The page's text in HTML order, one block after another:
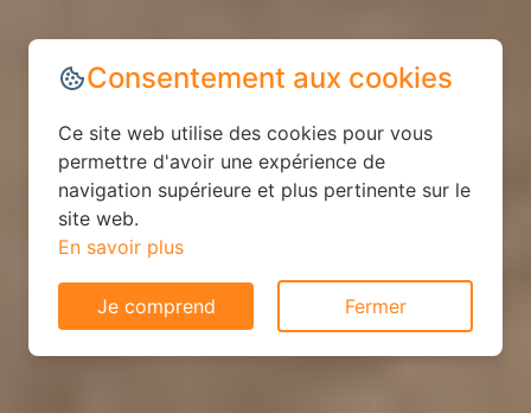
Consentement aux cookies
Ce site web utilise des cookies pour vous
permettre d'avoir une expérience de
navigation supérieure et plus pertinente sur le
site web.
En savoir plus
Je comprend Fermer